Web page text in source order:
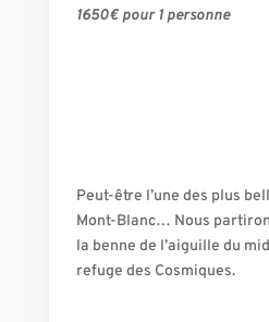
1650€ pour 1 personne
Peut-être l’une des plus
Mont-Blanc… Nous
la benne de l’aiguille du
refuge des Cosmiques.